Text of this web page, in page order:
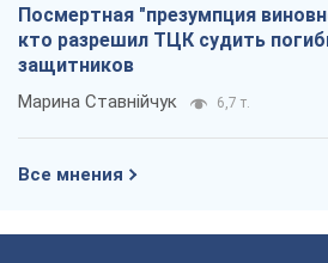
Посмертная "презумпция
кто разрешил ТЦК судить
защитников
Марина Ставнійчук 6,7 т.
Все мнения